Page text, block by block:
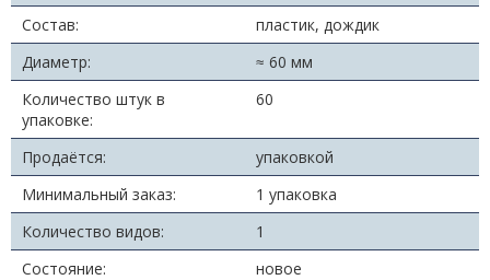
Состав:
пластик, дождик
Диаметр:
≈ 60 мм
Количество штук в
упаковке:
60
Продаётся:
упаковкой
Минимальный заказ:
1 упаковка
Количество видов:
1
Состояние:
новое